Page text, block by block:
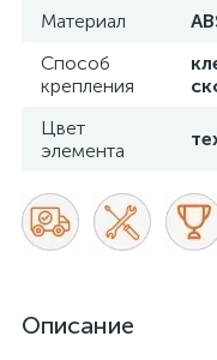
Материал
Способ
крепления
Цвет
элемента
Описание